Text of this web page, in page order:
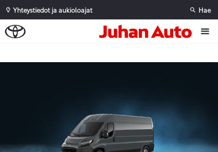
Yhteystiedot ja aukioloajat Hae